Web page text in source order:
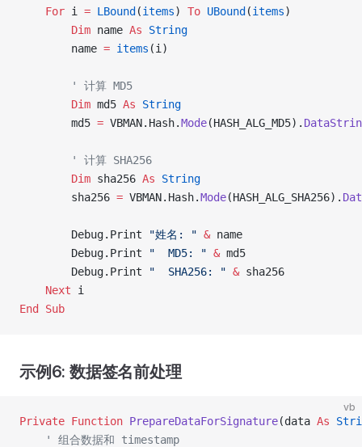
    For
i = LBound (items) To UBound (items)
        Dim
name As String
        name
= items (i)
        ' 计算 MD5
        Dim
md5 As String
        md5
= VBMAN.Hash.Mode(HASH_ALG_MD5).
        ' 计算 SHA256
        Dim
sha256 As String
        sha256
= VBMAN.Hash.Mode(HASH_ALG_SHA256).
        Debug.Print
"姓名: " & name
        Debug.Print
"  MD5: " & md5
        Debug.Print
"  SHA256: " & sha256
    Next
i
End Sub
示例6: 数据签名前处理
vb
Private Function PrepareDataForSignature(data As
    ' 组合数据和 timestamp